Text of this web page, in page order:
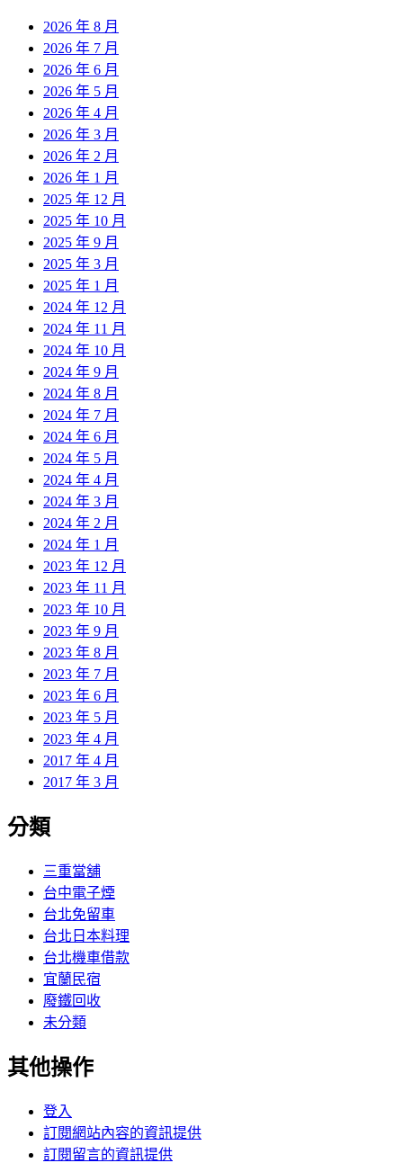
2026 年 8 月
2026 年 7 月
2026 年 6 月
2026 年 5 月
2026 年 4 月
2026 年 3 月
2026 年 2 月
2026 年 1 月
2025 年 12 月
2025 年 10 月
2025 年 9 月
2025 年 3 月
2025 年 1 月
2024 年 12 月
2024 年 11 月
2024 年 10 月
2024 年 9 月
2024 年 8 月
2024 年 7 月
2024 年 6 月
2024 年 5 月
2024 年 4 月
2024 年 3 月
2024 年 2 月
2024 年 1 月
2023 年 12 月
2023 年 11 月
2023 年 10 月
2023 年 9 月
2023 年 8 月
2023 年 7 月
2023 年 6 月
2023 年 5 月
2023 年 4 月
2017 年 4 月
2017 年 3 月
分類
三重當舖
台中電子煙
台北免留車
台北日本料理
台北機車借款
宜蘭民宿
廢鐵回收
未分類
其他操作
登入
訂閱網站內容的資訊提供
訂閱留言的資訊提供